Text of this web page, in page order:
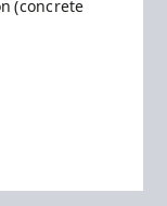
(concrete